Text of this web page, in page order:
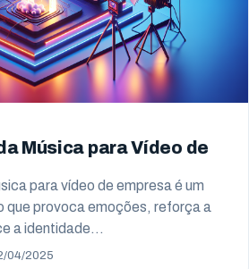
Música para Vídeo de
para vídeo de empresa é um
provoca emoções, reforça a
a identidade…
04/2025